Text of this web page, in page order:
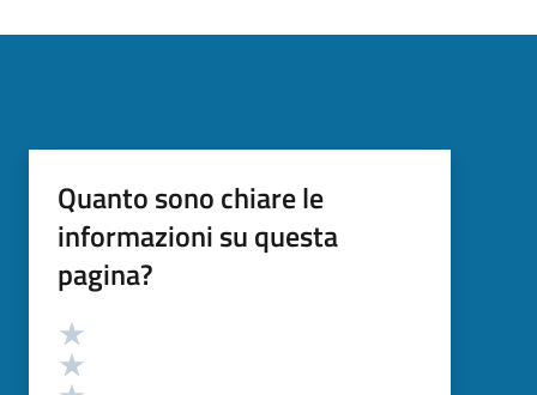
Quanto sono chiare le
informazioni su questa
pagina?
Valutazione